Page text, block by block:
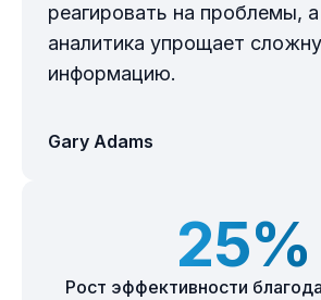
реагировать на проблемы,
аналитика упрощает
информацию.
Gary Adams
25%
Рост эффективности